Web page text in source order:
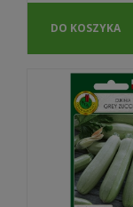
DO KOSZYKA